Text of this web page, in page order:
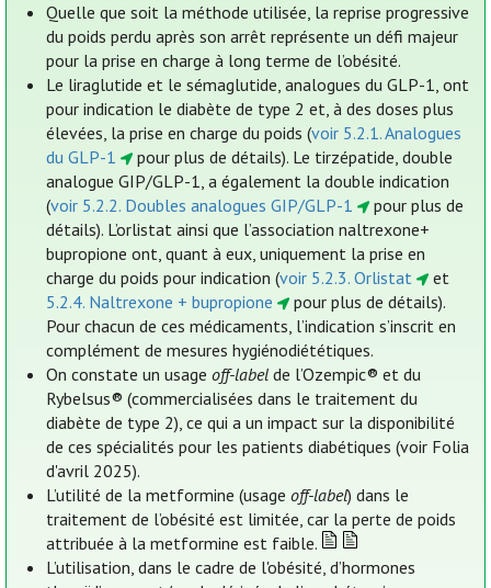
Quelle que soit la méthode utilisée, la reprise progressive
du poids perdu après son arrêt représente un défi majeur
pour la prise en charge à long terme de l’obésité.
Le liraglutide et le sémaglutide, analogues du GLP-1, ont
pour indication le diabète de type 2 et, à des doses plus
élevées, la prise en charge du poids (voir 5.2.1. Analogues
du GLP-1
pour plus de détails). Le tirzépatide, double
analogue GIP/GLP-1, a également la double indication
(voir 5.2.2. Doubles analogues GIP/GLP-1
pour plus de
détails). L’orlistat ainsi que l’association naltrexone+
bupropione ont, quant à eux, uniquement la prise en
charge du poids pour indication (voir 5.2.3. Orlistat
et
5.2.4. Naltrexone + bupropione
pour plus de détails).
Pour chacun de ces médicaments, l’indication s’inscrit en
complément de mesures hygiénodiététiques.
On constate un usageoff-label de l’Ozempic® et du
Rybelsus® (commercialisées dans le traitement du
diabète de type 2), ce qui a un impact sur la disponibilité
de ces spécialités pour les patients diabétiques (voir Folia
d'avril 2025).
L’utilité de la metformine (usageoff-label) dans le
traitement de l’obésité est limitée, car la perte de poids
attribuée à la metformine est faible.
L’utilisation, dans le cadre de l'obésité, d’hormones